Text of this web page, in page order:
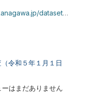
d738-4b69-833f-918082aeb446/download/r5_1hyou.xlsx
令和５年１月１日
はまだありません